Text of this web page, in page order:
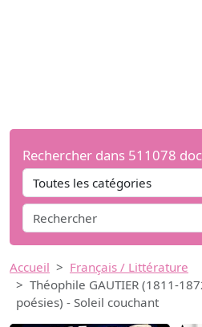
Rechercher dans 511078
Accueil
Français / Littérature
Théophile GAUTIER (1811-
poésies) - Soleil couchant